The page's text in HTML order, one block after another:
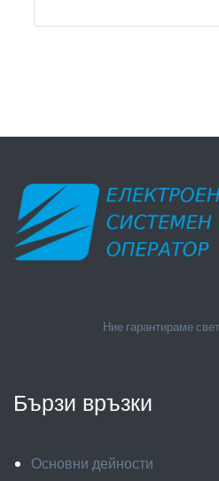
Ние гарантираме
Бързи връзки
Основни дейности